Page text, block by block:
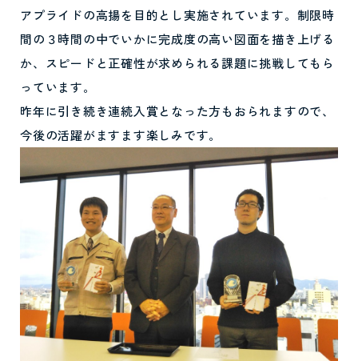
アプライドの高揚を目的とし実施されています。制限時
間の３時間の中でいかに完成度の高い図面を描き上げる
か、スピードと正確性が求められる課題に挑戦してもら
っています。
昨年に引き続き連続入賞となった方もおられますので、
今後の活躍がますます楽しみです。